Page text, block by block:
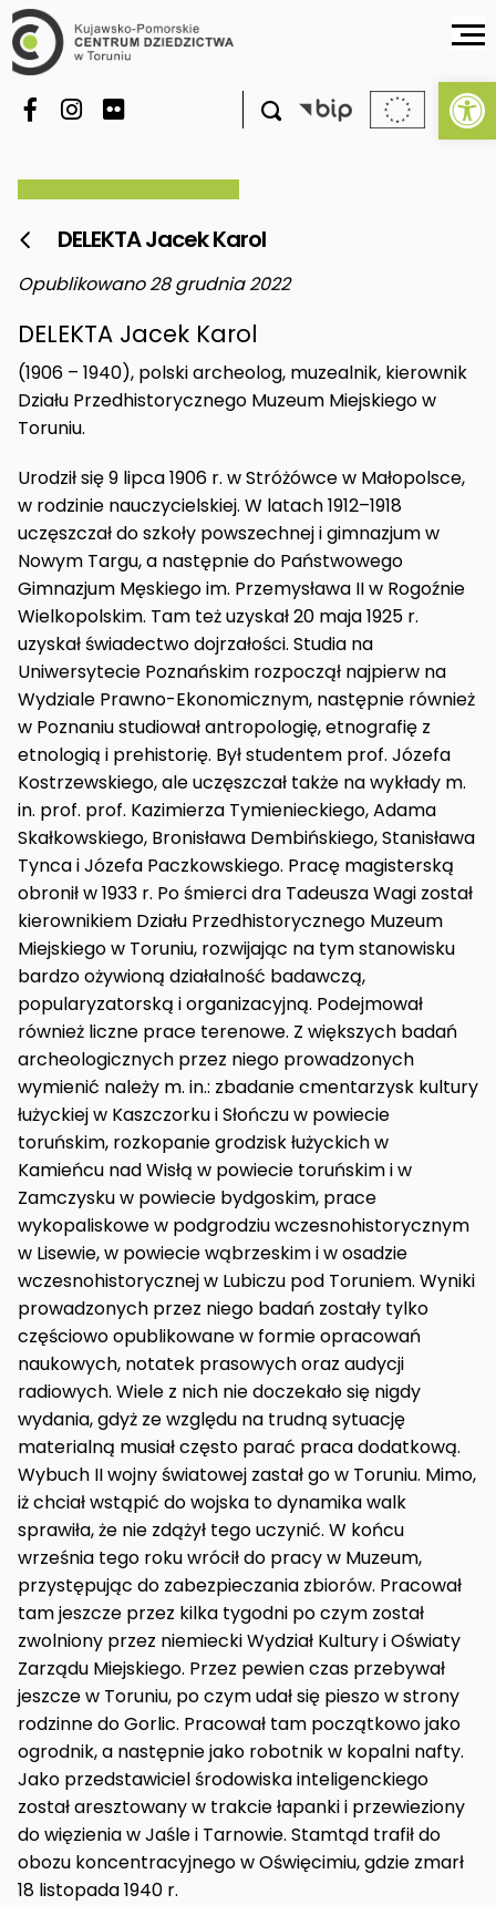

 DELEKTA Jacek Karol
Opublikowano 28 grudnia 2022
DELEKTA Jacek Karol
(1906 – 1940), polski archeolog, muzealnik, kierownik
Działu Przedhistorycznego Muzeum Miejskiego w
Toruniu.
Urodził się 9 lipca 1906 r. w Stróżówce w Małopolsce,
w rodzinie nauczycielskiej. W latach 1912–1918
uczęszczał do szkoły powszechnej i gimnazjum w
Nowym Targu, a następnie do Państwowego
Gimnazjum Męskiego im. Przemysława II w Rogoźnie
Wielkopolskim. Tam też uzyskał 20 maja 1925 r.
uzyskał świadectwo dojrzałości. Studia na
Uniwersytecie Poznańskim rozpoczął najpierw na
Wydziale Prawno-Ekonomicznym, następnie również
w Poznaniu studiował antropologię, etnografię z
etnologią i prehistorię. Był studentem prof. Józefa
Kostrzewskiego, ale uczęszczał także na wykłady m.
in. prof. prof. Kazimierza Tymienieckiego, Adama
Skałkowskiego, Bronisława Dembińskiego, Stanisława
Tynca i Józefa Paczkowskiego. Pracę magisterską
obronił w 1933 r. Po śmierci dra Tadeusza Wagi został
kierownikiem Działu Przedhistorycznego Muzeum
Miejskiego w Toruniu, rozwijając na tym stanowisku
bardzo ożywioną działalność badawczą,
popularyzatorską i organizacyjną. Podejmował
również liczne prace terenowe. Z większych badań
archeologicznych przez niego prowadzonych
wymienić należy m. in.: zbadanie cmentarzysk kultury
łużyckiej w Kaszczorku i Słończu w powiecie
toruńskim, rozkopanie grodzisk łużyckich w
Kamieńcu nad Wisłą w powiecie toruńskim i w
Zamczysku w powiecie bydgoskim, prace
wykopaliskowe w podgrodziu wczesnohistorycznym
w Lisewie, w powiecie wąbrzeskim i w osadzie
wczesnohistorycznej w Lubiczu pod Toruniem. Wyniki
prowadzonych przez niego badań zostały tylko
częściowo opublikowane w formie opracowań
naukowych, notatek prasowych oraz audycji
radiowych. Wiele z nich nie doczekało się nigdy
wydania, gdyż ze względu na trudną sytuację
materialną musiał często parać praca dodatkową.
Wybuch II wojny światowej zastał go w Toruniu. Mimo,
iż chciał wstąpić do wojska to dynamika walk
sprawiła, że nie zdążył tego uczynić. W końcu
września tego roku wrócił do pracy w Muzeum,
przystępując do zabezpieczania zbiorów. Pracował
tam jeszcze przez kilka tygodni po czym został
zwolniony przez niemiecki Wydział Kultury i Oświaty
Zarządu Miejskiego. Przez pewien czas przebywał
jeszcze w Toruniu, po czym udał się pieszo w strony
rodzinne do Gorlic. Pracował tam początkowo jako
ogrodnik, a następnie jako robotnik w kopalni nafty.
Jako przedstawiciel środowiska inteligenckiego
został aresztowany w trakcie łapanki i przewieziony
do więzienia w Jaśle i Tarnowie. Stamtąd trafił do
obozu koncentracyjnego w Oświęcimiu, gdzie zmarł
18 listopada 1940 r.